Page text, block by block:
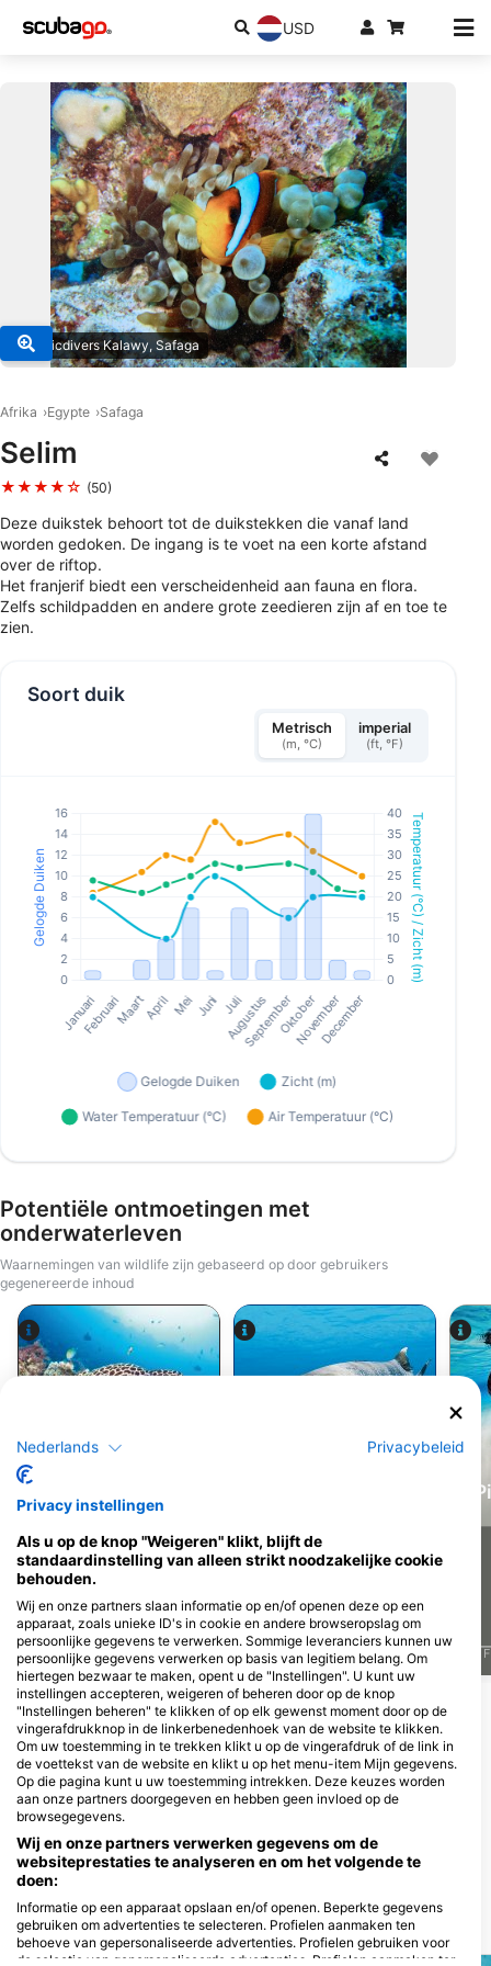
USD
© Magicdivers Kalawy, Safaga
Afrika Egypte Safaga
Selim
★★★★☆ (50)
Deze duikstek behoort tot de duikstekken die vanaf land
worden gedoken. De ingang is te voet na een korte afstand
over de riftop.
Het franjerif biedt een verscheidenheid aan fauna en flora.
Zelfs schildpadden en andere grote zeedieren zijn af en toe te
zien.
Soort duik
Metrisch
(m, °C)
imperial
(ft, °F)
Potentiële ontmoetingen met
onderwaterleven
Waarnemingen van wildlife zijn gebaseerd op door gebruikers
gegenereerde inhoud
4Waarnemingen
J F M A M J J A S O N D
4Waarnemingen
J F M A M J J A S O N D F
Duikcentra die deze duiklocatie
verzorgen
Magicdivers Kalawy
Magic Life Hotel Kalawy, 0000000
Safaga, Egypte
ORCA DIVE CLUB CORAL GARDEN,
1940402 SAFAGA, Egypte
DUIKSTEKKEN IN DE BUURT
Nederlands Privacybeleid
Privacy instellingen
Als u op de knop "Weigeren" klikt, blijft de
standaardinstelling van alleen strikt noodzakelijke cookie
behouden.
Wij en onze partners slaan informatie op en/of openen deze op een
apparaat, zoals unieke ID's in cookie en andere browseropslag om
persoonlijke gegevens te verwerken. Sommige leveranciers kunnen uw
persoonlijke gegevens verwerken op basis van legitiem belang. Om
hiertegen bezwaar te maken, opent u de "Instellingen". U kunt uw
instellingen accepteren, weigeren of beheren door op de knop
"Instellingen beheren" te klikken of op elk gewenst moment door op de
vingerafdrukknop in de linkerbenedenhoek van de website te klikken.
Om uw toestemming in te trekken klikt u op de vingerafdruk of de link in
de voettekst van de website en klikt u op het menu-item Mijn gegevens.
Op die pagina kunt u uw toestemming intrekken. Deze keuzes worden
aan onze partners doorgegeven en hebben geen invloed op de
browsegegevens.
Wij en onze partners verwerken gegevens om de
websiteprestaties te analyseren en om het volgende te
doen:
Informatie op een apparaat opslaan en/of openen. Beperkte gegevens
gebruiken om advertenties te selecteren. Profielen aanmaken ten
behoeve van gepersonaliseerde advertenties. Profielen gebruiken voor
de selectie van gepersonaliseerde advertenties. Profielen aanmaken ter